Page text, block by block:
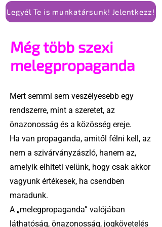
Legyél Te is munkatársunk! Jelentkezz!
Még több szexi
melegpropaganda
Mert semmi sem veszélyesebb egy
rendszerre, mint a szeretet, az
önazonosság és a közösség ereje.
Ha van propaganda, amitől félni kell, az
nem a szivárványzászló, hanem az,
amelyik elhiteti velünk, hogy csak akkor
vagyunk értékesek, ha csendben
maradunk.
A „melegpropaganda” valójában
láthatóság, önazonosság, jogkövetelés